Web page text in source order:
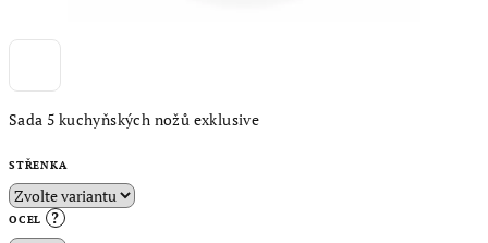
Sada 5 kuchyňských nožů exklusive
STŘENKA
OCEL ?